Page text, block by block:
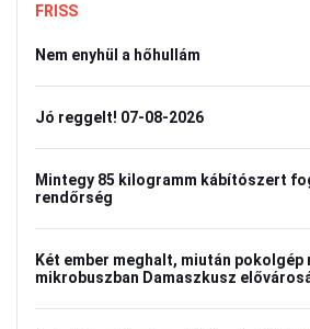
FRISS
Nem enyhül a hőhullám
Jó reggelt! 07-08-2026
Mintegy 85 kilogramm kábítószert
rendőrség
Két ember meghalt, miután pokolgép
mikrobuszban Damaszkusz